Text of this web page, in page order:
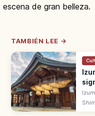
escena de gran belleza.
TAMBIÉN LEE →